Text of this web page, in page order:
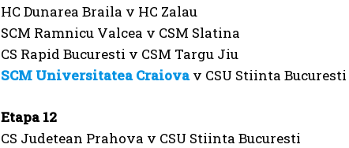
HC Dunarea Braila v HC Zalau
SCM Ramnicu Valcea v CSM Slatina
CS Rapid Bucuresti v CSM Targu Jiu
SCM Universitatea Craiovav CSU Stiinta Bucuresti
Etapa 12
CS Judetean Prahova v CSU Stiinta Bucuresti